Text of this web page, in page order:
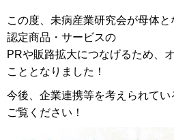
この度、未病産業研究会が母体
認定商品・サービスの
PRや販路拡大につなげるため、
こととなりました！
今後、企業連携等を考えられて
ご覧ください！